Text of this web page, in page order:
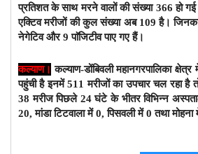
प्रतिशत के साथ मरने वालों की संख्या 366 हो
एक्टिव मरीजों की कुल संख्या अब 109 है।
नेगेटिव और 9 पाॅजिटीव पाए गए हैं।
कल्याण। कल्याण-डोंबिवली महानगरपालिका
पहुंची है इनमें 511 मरीजों का उपचार चल रहा है
38 मरीज पिछले 24 घंटे के भीतर विभिन्न
20, मांडा टिटवाला में 0, पिसवली में 0 तथा